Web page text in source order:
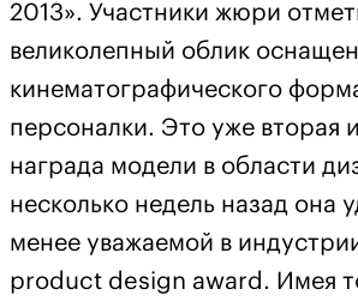
2013». Участники жюри
великолепный облик
кинематографического
персоналки. Это уже вторая
награда модели в области
несколько недель назад она
менее уважаемой в
product design award. Имея